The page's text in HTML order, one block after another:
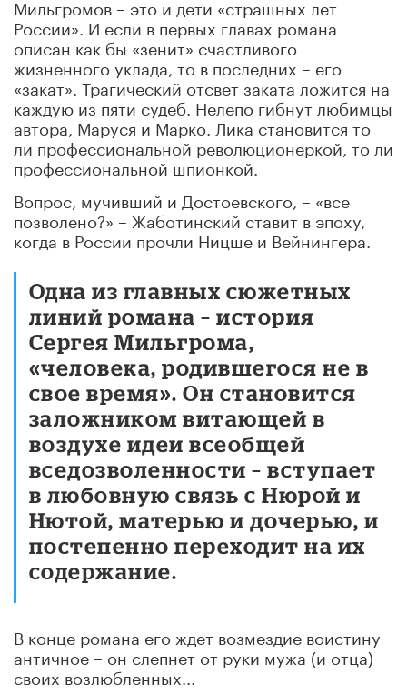
Мильгромов – это и дети «страшных лет
России». И если в первых главах романа
описан как бы «зенит» счастливого
жизненного уклада, то в последних – его
«закат». Трагический отсвет заката ложится на
каждую из пяти судеб. Нелепо гибнут любимцы
автора, Маруся и Марко. Лика становится то
ли профессиональной революционеркой, то ли
профессиональной шпионкой.
Вопрос, мучивший и Достоевского, – «все
позволено?» – Жаботинский ставит в эпоху,
когда в России прочли Ницше и Вейнингера.
Одна из главных сюжетных
линий романа – история
Сергея Мильгрома,
«человека, родившегося не в
свое время». Он становится
заложником витающей в
воздухе идеи всеобщей
вседозволенности – вступает
в любовную связь с Нюрой и
Нютой, матерью и дочерью, и
постепенно переходит на их
содержание.
В конце романа его ждет возмездие воистину
античное – он слепнет от руки мужа (и отца)
своих возлюбленных...